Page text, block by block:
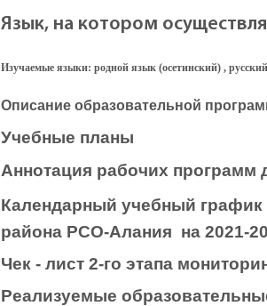
Язык, на котором
Изучаемые языки: родной язык (осетинский) ,
Описание образовательной
Учебные планы
Аннотация рабочих программ
Календарный учебный
района РСО-Алания на 2021-
Чек - лист 2-го этапа
Реализуемые